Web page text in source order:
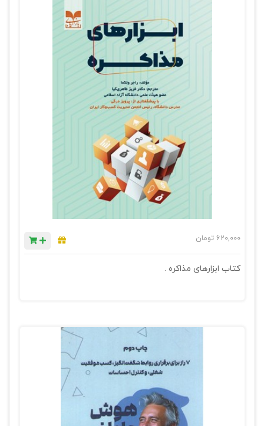
620,000 تومان
کتاب ابزارهای مذاکره .